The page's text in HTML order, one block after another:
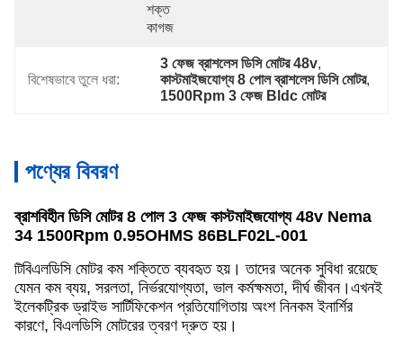
শক্ত
কাগজ
বিশেষভাবে তুলে ধরা:
3 ফেজ ব্রাশলেস ডিসি মোটর 48v,
কাস্টমাইজযোগ্য 8 পোল ব্রাশলেস ডিসি মোটর
1500Rpm 3 ফেজ Bldc মোটর
পণ্যের বিবরণ
ব্রাশবিহীন ডিসি মোটর 8 পোল 3 ফেজ কাস্টমাইজযোগ্য 48v Nema
34 1500Rpm 0.95OHMS 86BLF02L-001
টিবিএলডিসি মোটর কম শক্তিতে ব্যবহৃত হয়। তাদের অনেক সুবিধা রয়েছে
যেমন কম ব্যয়, সরলতা, নির্ভরযোগ্যতা, ভাল কর্মক্ষমতা, দীর্ঘ জীবন।এখনই
ইলেকট্রিক ড্রাইভ সার্টিফিকেশন প্রতিযোগিতায় অংশ নিনকম ইনার্শির
কারণে, বিএলডিসি মোটরের ত্বরণ দ্রুত হয়।